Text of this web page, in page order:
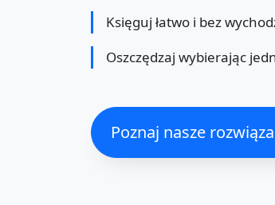
Księguj łatwo i bez
Oszczędzaj wybierając
Poznaj nasze